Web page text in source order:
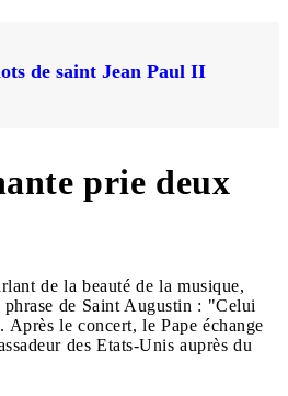
de saint Jean Paul II
prie deux
de la beauté de la musique,
de Saint Augustin : "Celui
le concert, le Pape échange
des Etats-Unis auprès du